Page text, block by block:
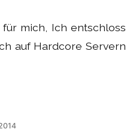
mich, Ich entschloss
auf Hardcore Servern